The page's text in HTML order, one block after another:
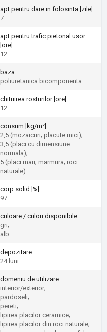
apt pentru dare in folosinta [zile]
7
apt pentru trafic pietonal usor
[ore]
12
baza
poliuretanica bicomponenta
chituirea rosturilor [ore]
12
consum [kg/m²]
2,5 (mozaicuri; placute mici);
3,5 (placi cu dimensiune
normala);
5 (placi mari; marmura; roci
naturale)
corp solid [%]
97
culoare / culori disponibile
gri;
alb
depozitare
24 luni
domeniu de utilizare
interior/exterior;
pardoseli;
pereti;
lipirea placilor ceramice;
lipirea placilor din roci naturale;